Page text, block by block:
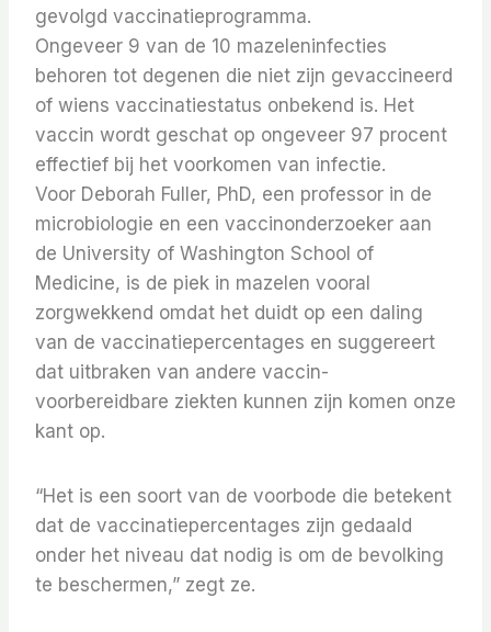
gevolgd vaccinatieprogramma.
Ongeveer 9 van de 10 mazeleninfecties
behoren tot degenen die niet zijn gevaccineerd
of wiens vaccinatiestatus onbekend is. Het
vaccin wordt geschat op ongeveer 97 procent
effectief bij het voorkomen van infectie.
Voor Deborah Fuller, PhD, een professor in de
microbiologie en een vaccinonderzoeker aan
de University of Washington School of
Medicine, is de piek in mazelen vooral
zorgwekkend omdat het duidt op een daling
van de vaccinatiepercentages en suggereert
dat uitbraken van andere vaccin-
voorbereidbare ziekten kunnen zijn komen onze
kant op.
“Het is een soort van de voorbode die betekent
dat de vaccinatiepercentages zijn gedaald
onder het niveau dat nodig is om de bevolking
te beschermen,” zegt ze.